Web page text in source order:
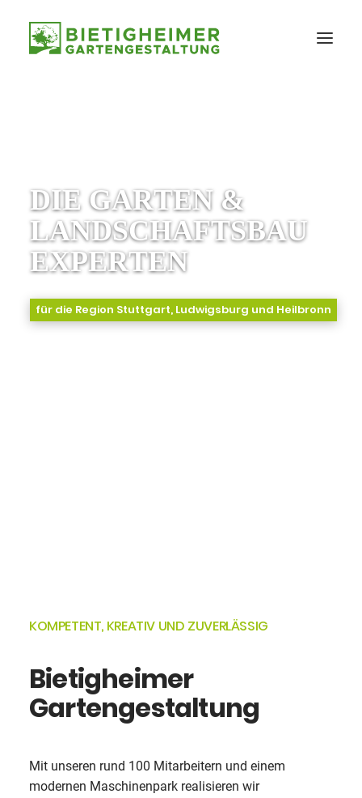
LEISTUNGEN
DIE GARTEN &
LANDSCHAFTSBAU
EXPERTEN
für die Region Stuttgart, Ludwigsburg und Heilbronn
KOMPETENT, KREATIV UND ZUVERLÄSSIG
Bietigheimer
Gartengestaltung
Mit unseren rund 100 Mitarbeitern und einem
modernen Maschinenpark realisieren wir